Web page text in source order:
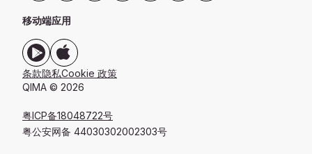
移动端应用
条款隐私Cookie 政策
QIMA © 2026
粤ICP备18048722号
粤公安网备 44030302002303号